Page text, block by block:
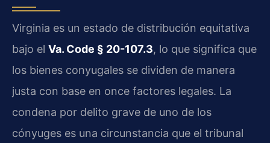
Virginia es un estado de distribución equitativa
bajo el Va. Code § 20-107.3, lo que significa que
los bienes conyugales se dividen de manera
justa con base en once factores legales. La
condena por delito grave de uno de los
cónyuges es una circunstancia que el tribunal